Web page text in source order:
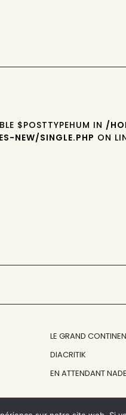
$POSTTYPEHUM IN /
NEW/SINGLE.PHP ON
LE GRAND
DIACRITIK
EN ATTENDANT